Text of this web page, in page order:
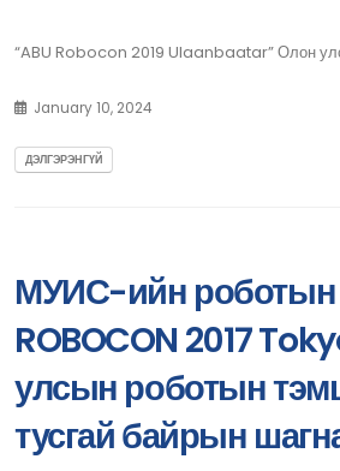
“ABU Robocon 2019 Ulaanbaatar” Олон
January 10, 2024
ДЭЛГЭРЭНГҮЙ
МУИС-ийн роботын
ROBOCON 2017
улсын роботын
тусгай байрын